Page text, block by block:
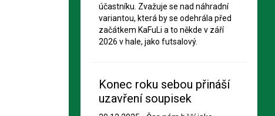
účastníku. Zvažuje se nad náhradní
variantou, která by se odehrála před
začátkem KaFuLi a to někde v září
2026 v hale, jako futsalový.
Konec roku sebou přináší
uzavření soupisek